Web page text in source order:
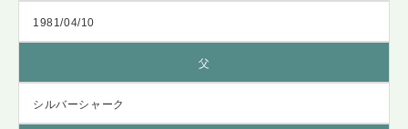
1981/04/10
父
シルバーシャーク